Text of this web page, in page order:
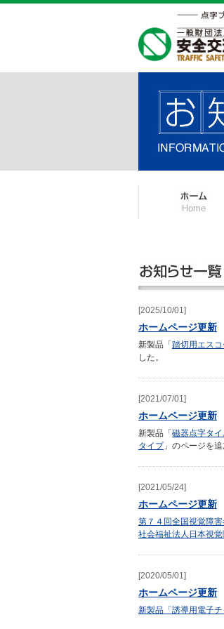
[2025/10/01]
ホームページ更新
新製品「 踏切用エス
した。
[2021/07/01]
ホームページ更新
新製品「 磁器点字タ
タイプ」のページを追
[2021/05/24]
ホームページ更新
第７４回全国視覚障
社会福祉法人日本視
[2020/05/01]
ホームページ更新
新製品「誘導用電子